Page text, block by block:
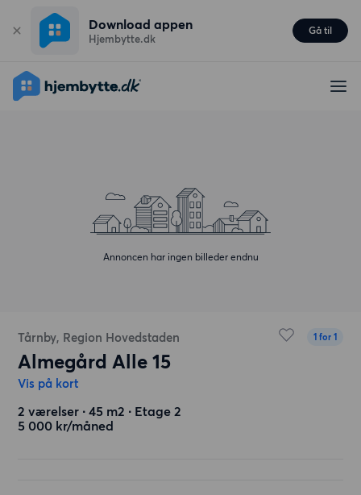
Download appen
Hjembytte.dk
Gå til
Annoncen har ingen billeder endnu
Tårnby, Region Hovedstaden 1 for 1
Almegård Alle 15
Vis på kort
2 værelser ∙ 45 m2 ∙ Etage 2
5 000 kr/måned